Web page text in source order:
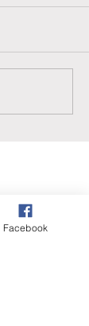
Facebook